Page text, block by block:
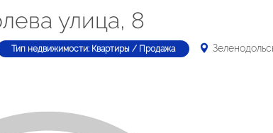
улица, 8
Тип недвижимости: Квартиры / Продажа